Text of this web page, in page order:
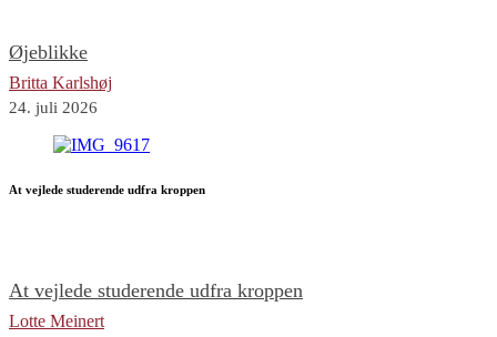
Øjeblikke
Britta Karlshøj
24. juli 2026
At vejlede studerende udfra kroppen
At vejlede studerende udfra kroppen
Lotte Meinert